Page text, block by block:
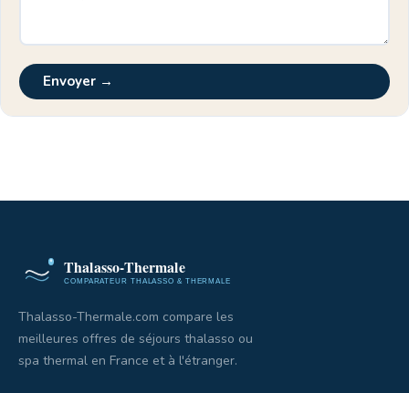
Envoyer →
Thalasso-Thermale.com compare les
meilleures offres de séjours thalasso ou
spa thermal en France et à l'étranger.